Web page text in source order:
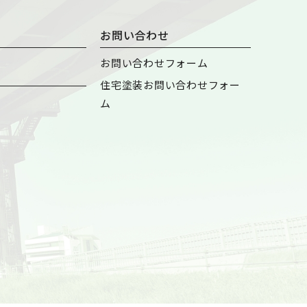
お問い合わせ
お問い合わせフォーム
住宅塗装お問い合わせフォー
ム